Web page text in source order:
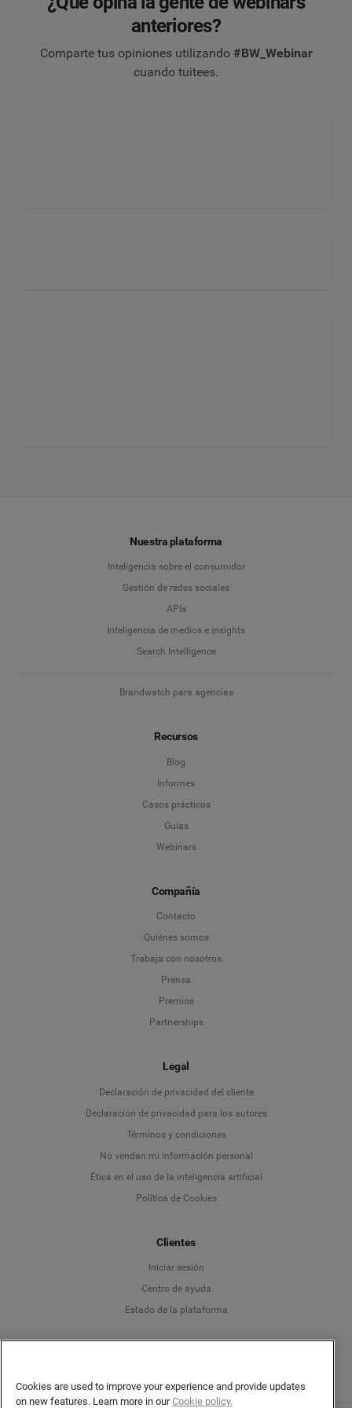
anteriores?
Comparte tus opiniones utilizando #BW_Webinar
cuando tuitees.
Nuestra plataforma
Inteligencia sobre el consumidor
Gestión de redes sociales
APIs
Inteligencia de medios e insights
Search Intelligence
Brandwatch para agencias
Recursos
Blog
Informes
Casos prácticos
Guías
Webinars
Compañía
Contacto
Quiénes somos
Trabaja con nosotros
Prensa
Premios
Partnerships
Legal
Declaración de privacidad del cliente
Declaración de privacidad para los autores
Términos y condiciones
No vendan mi información personal
Ética en el uso de la inteligencia artificial
Política de Cookies
Clientes
Iniciar sesión
Centro de ayuda
Estado de la plataforma
Language
Deutsch
Cookies are used to improve your experience and provide updates
on new features. Learn more in ourCookie policy.